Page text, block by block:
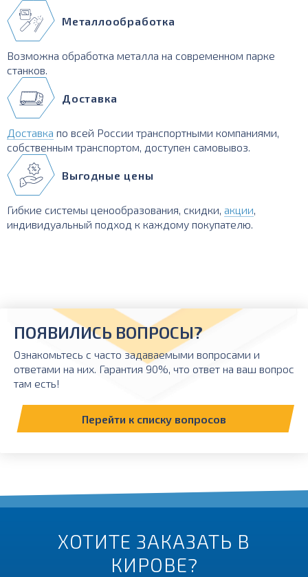
Металлообработка
Возможна обработка металла на современном парке
станков.
Доставка
Доставка по всей России транспортными компаниями,
собственным транспортом, доступен самовывоз.
Выгодные цены
Гибкие системы ценообразования, скидки, акции,
индивидуальный подход к каждому покупателю.
ХОТИТЕ ЗАКАЗАТЬ В
КИРОВЕ?
ПОЯВИЛИСЬ ВОПРОСЫ?
Ознакомьтесь с часто задаваемыми вопросами и
ответами на них. Гарантия 90%, что ответ на ваш вопрос
там есть!
Перейти к списку вопросов